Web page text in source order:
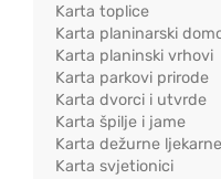
Karta toplice
Karta planinarski
Karta planinski vrhovi
Karta parkovi prirode
Karta dvorci i utvrde
Karta špilje i jame
Karta dežurne ljekarne
Karta svjetionici